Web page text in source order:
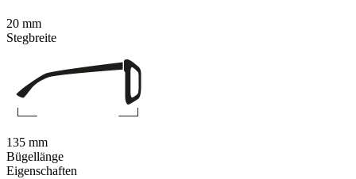
Eigenschaften
20 mm
Stegbreite
135 mm
Bügellänge